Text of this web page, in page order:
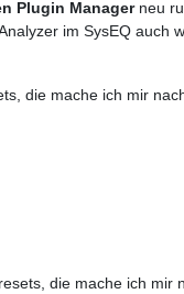
Plugin Managerneu
im SysEQ auch
die mache ich mir
die mache ich mir